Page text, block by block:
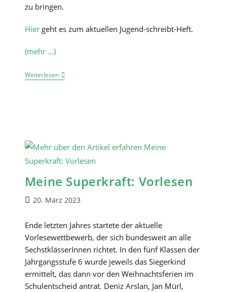
zu bringen.
Hiergeht es zum aktuellen Jugend-schreibt-Heft.
(mehr …)
WeiterlesenDas
45.
Meine Superkraft: Vorlesen
Beitrag
20. März 2023
Ende letzten Jahres startete der aktuelle
Vorlesewettbewerb, der sich bundesweit an alle
SechstklässerInnen richtet. In den fünf Klassen der
Jahrgangsstufe 6 wurde jeweils das Siegerkind
ermittelt, das dann vor den Weihnachtsferien im
Schulentscheid antrat. Deniz Arslan, Jan Mürl,